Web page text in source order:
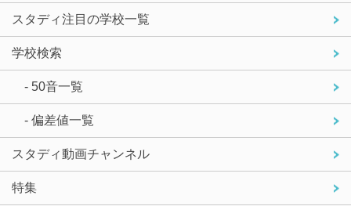
スタディ注目の学校一覧
学校検索
- 50音一覧
- 偏差値一覧
スタディ動画チャンネル
特集